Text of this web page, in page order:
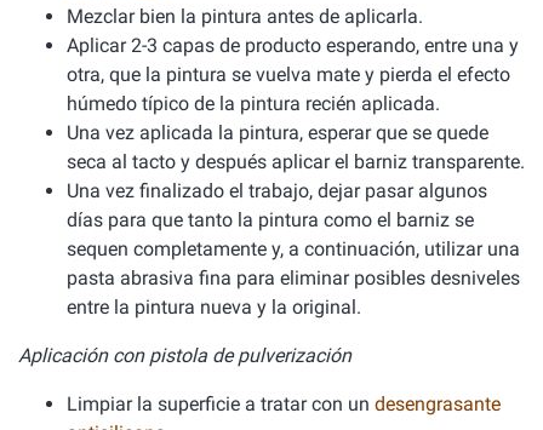
Mezclar bien la pintura antes de aplicarla.
Aplicar 2-3 capas de producto esperando, entre una y
otra, que la pintura se vuelva mate y pierda el efecto
húmedo típico de la pintura recién aplicada.
Una vez aplicada la pintura, esperar que se quede
seca al tacto y después aplicar el barniz transparente.
Una vez finalizado el trabajo, dejar pasar algunos
días para que tanto la pintura como el barniz se
sequen completamente y, a continuación, utilizar una
pasta abrasiva fina para eliminar posibles desniveles
entre la pintura nueva y la original.
Aplicación con pistola de pulverización
Limpiar la superficie a tratar con un desengrasante